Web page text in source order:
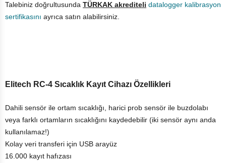
Talebiniz doğrultusunda TÜRKAK akrediteli datalogger kalibrasyon
sertifikasını ayrıca satın alabilirsiniz.
Elitech RC-4 Sıcaklık Kayıt Cihazı Özellikleri
Dahili sensör ile ortam sıcaklığı, harici prob sensör ile buzdolabı
veya farklı ortamların sıcaklığını kaydedebilir (iki sensör aynı anda
kullanılamaz!)
Kolay veri transferi için USB arayüz
16.000 kayıt hafızası